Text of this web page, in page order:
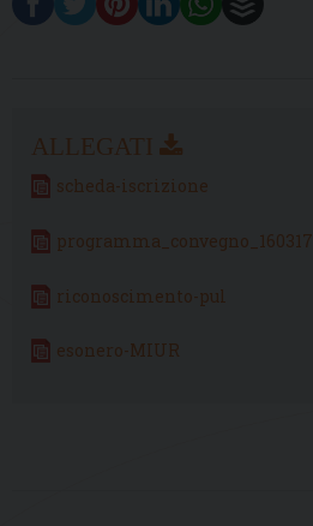
scheda-iscrizione
programma_convegno_160317
riconoscimento-pul
esonero-MIUR